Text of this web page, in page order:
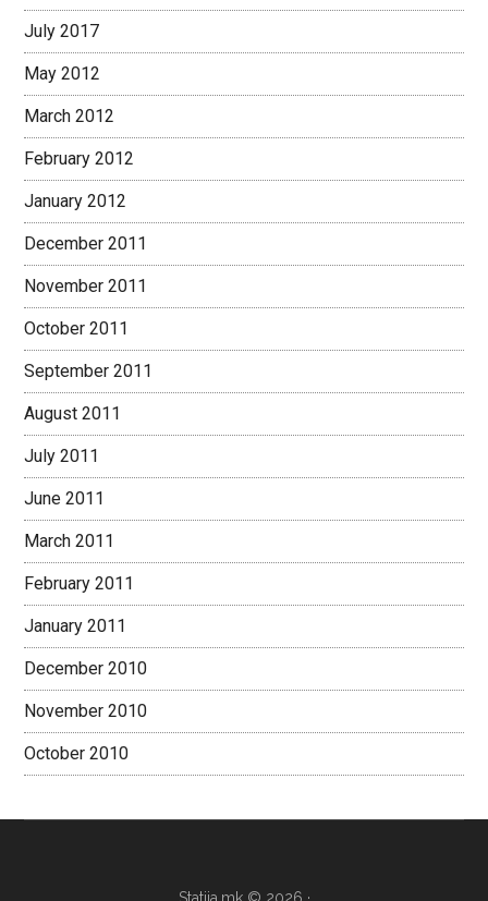
July 2017
May 2012
March 2012
February 2012
January 2012
December 2011
November 2011
October 2011
September 2011
August 2011
July 2011
June 2011
March 2011
February 2011
January 2011
December 2010
November 2010
October 2010